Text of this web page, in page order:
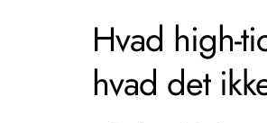
Hvad high-
hvad det